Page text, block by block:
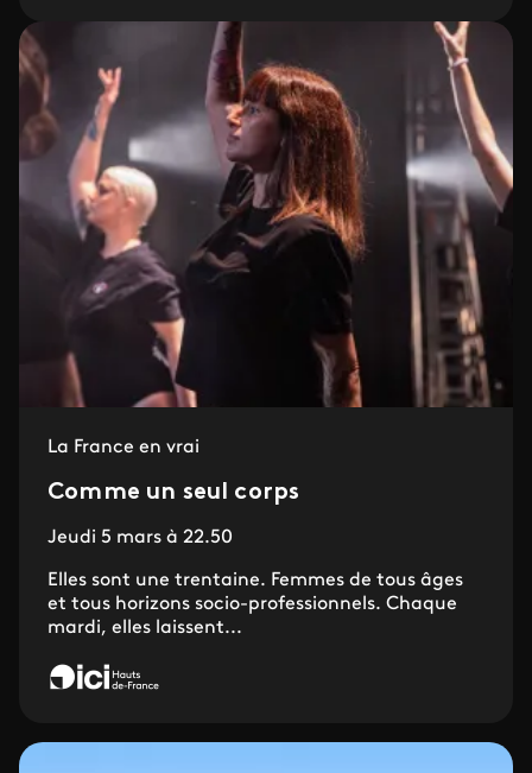
La France en vrai
Comme un seul corps
Jeudi 5 mars à 22.50
Elles sont une trentaine. Femmes de tous âges
et tous horizons socio-professionnels. Chaque
mardi, elles laissent...